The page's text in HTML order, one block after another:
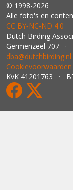
© 1998-2026
Alle foto's en
CC BY‑NC‑ND 4.0
Dutch Birding
Germenzeel 707 ·
dba@dutchbirding.nl
Cookievoorwaarden
KvK 41201763 ·